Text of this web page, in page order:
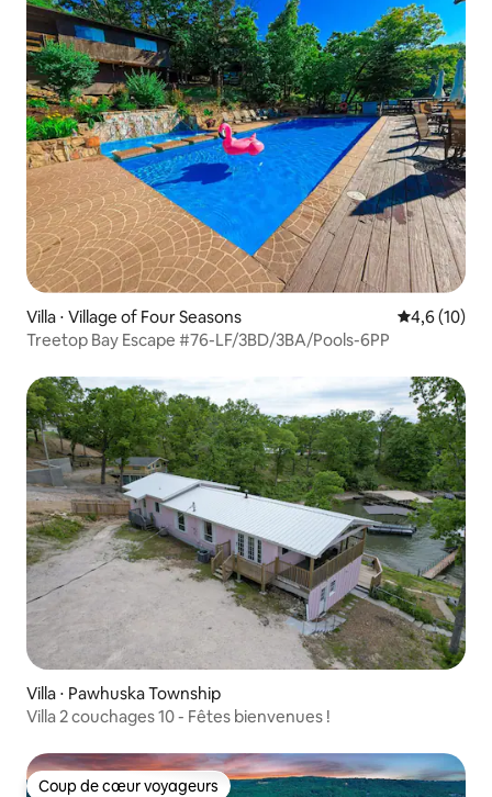
Villa ⋅ Village of Four Seasons Évaluation
4,6 (10)
Treetop Bay Escape #76-LF/3BD/3BA/Pools-6PP
Villa ⋅ Pawhuska Township
Villa 2 couchages 10 - Fêtes bienvenues !
Coup de cœur voyageurs